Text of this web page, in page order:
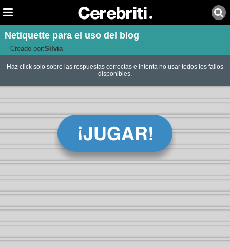
Netiquette para el uso del blog
Creado por:Silvia
Haz click solo sobre las respuestas correctas e intenta no usar todos los fallos
disponibles.